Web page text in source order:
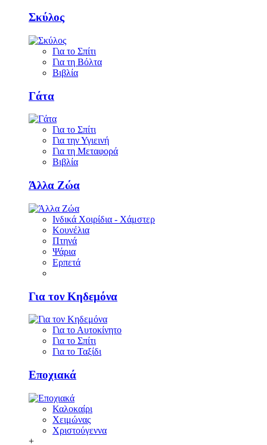
Σκύλος
Για το Σπίτι
Για τη Βόλτα
Βιβλία
Γάτα
Για το Σπίτι
Για την Υγιεινή
Για τη Μεταφορά
Βιβλία
Άλλα Ζώα
Ινδικά Χοιρίδια - Χάμστερ
Κουνέλια
Πτηνά
Ψάρια
Ερπετά
Για τον Κηδεμόνα
Για το Αυτοκίνητο
Για το Σπίτι
Για το Ταξίδι
Εποχιακά
Καλοκαίρι
Χειμώνας
Χριστούγεννα
+